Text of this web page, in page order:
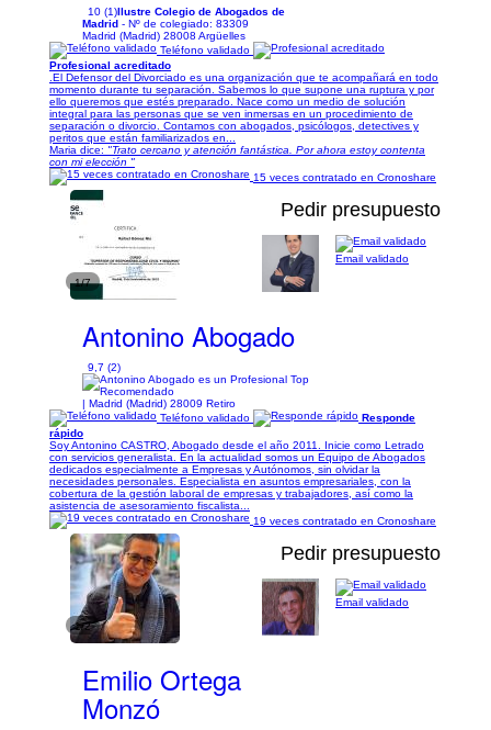
10 (1)Ilustre Colegio de Abogados de
Madrid - Nº de colegiado: 83309
Madrid (Madrid) 28008 Argüelles
Teléfono validado
Profesional acreditado
.El Defensor del Divorciado es una organización que te acompañará en todo
momento durante tu separación. Sabemos lo que supone una ruptura y por
ello queremos que estés preparado. Nace como un medio de solución
integral para las personas que se ven inmersas en un procedimiento de
separación o divorcio. Contamos con abogados, psicólogos, detectives y
peritos que están familiarizados en...
Maria dice: "Trato cercano y atención fantástica. Por ahora estoy contenta
con mi elección "
15 veces contratado en Cronoshare
1/7
Pedir presupuesto
Antonino Abogado
9,7 (2)
| Madrid (Madrid) 28009 Retiro
Email validado
Teléfono validado
Responde
rápido
Soy Antonino CASTRO, Abogado desde el año 2011. Inicie como Letrado
con servicios generalista. En la actualidad somos un Equipo de Abogados
dedicados especialmente a Empresas y Autónomos, sin olvidar la
necesidades personales. Especialista en asuntos empresariales, con la
cobertura de la gestión laboral de empresas y trabajadores, así como la
asistencia de asesoramiento fiscalista...
19 veces contratado en Cronoshare
1/2
Pedir presupuesto
Emilio Ortega
Monzó
Email validado